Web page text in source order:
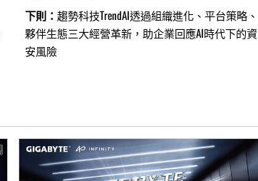
下則： 趨勢科技TrendAI透過組織進化、平台策略、
夥伴生態三大經營革新，助企業回應AI時代下的資
安風險